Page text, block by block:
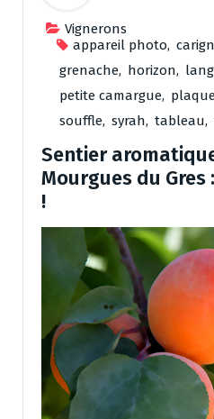
Vignerons
appareil photo,
grenache, horizon,
petite camargue,
souffle, syrah, tableau,
Sentier
Mourgues du Gres
!